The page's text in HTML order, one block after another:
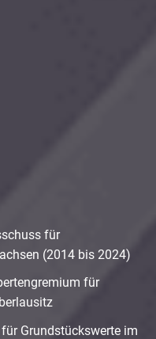
für
(2014 bis 2024)
für
Grundstückswerte im